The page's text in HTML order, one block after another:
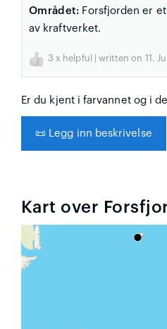
Området: Forsfjorden er
av kraftverket.
3 x helpful | written on 11. Jul
Er du kjent i farvannet og i
📜 Legg inn beskrivelse
Kart over